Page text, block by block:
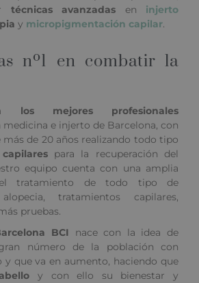
técnicas avanzadas en injerto
y micropigmentación capilar.
nº1 en combatir la
los mejores profesionales
medicina e injerto de Barcelona, con
de 20 años realizando todo tipo
para la recuperación del
equipo cuenta con una amplia
el tratamiento de todo tipo de
tratamientos capilares,
pruebas.
BCI nace con la idea de
número de la población con
y que va en aumento, haciendo que
y con ello su bienestar y